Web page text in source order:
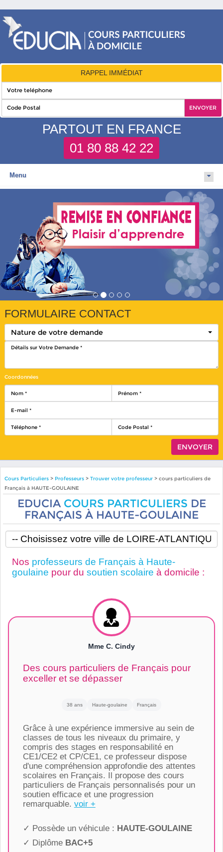
RAPPEL IMMÉDIAT
PARTOUT EN FRANCE
01 80 88 42 22
Menu
FORMULAIRE CONTACT
Nature de votre demande
Coordonnées
Cours Particuliers> Professeurs > Trouver votre professeur> cours particuliers de
Français à HAUTE-GOULAINE
EDUCIA COURS PARTICULIERS DE
FRANÇAIS À HAUTE-GOULAINE
Nos professeurs de Français à Haute-
goulaine pour du soutien scolaire à domicile :
Mme C. Cindy
Des cours particuliers de Français pour
exceller et se dépasser
38 ans Haute-goulaine Français
Grâce à une expérience immersive au sein de
classes de tous les niveaux du primaire, y
compris des stages en responsabilité en
CE1/CE2 et CP/CE1, ce professeur dispose
d'une compréhension approfondie des attentes
scolaires en Français. Il propose des cours
particuliers de Français personnalisés pour un
soutien efficace et une progression
remarquable. voir +
✓ Possède un véhicule : HAUTE-GOULAINE
✓ Diplôme BAC+5